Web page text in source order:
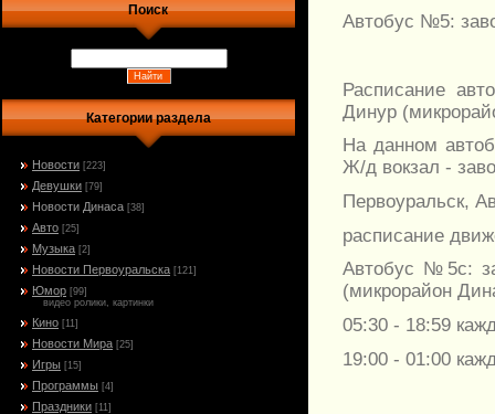
Поиск
Категории раздела
Новости [223]
Девушки [79]
Новости Динаса [38]
Авто [25]
Музыка [2]
Новости Первоуральска [121]
Юмор [99]
видео ролики, картинки
Кино [11]
Новости Мира [25]
Игры [15]
Программы [4]
Праздники [11]
Автобус №5:
Расписание
Динур
На данном
Ж/д вокзал -
Первоуральск,
расписание
Автобус №5с:
(микрорайон
05:30 - 18:59
19:00 - 01:00